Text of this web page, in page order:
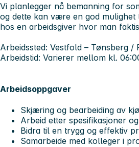
Vi planlegger nå bemanning for
og dette kan være en god mulighet
hos en arbeidsgiver hvor man
Arbeidssted: Vestfold – Tønsberg /
Arbeidstid: Varierer mellom kl.
Arbeidsoppgaver
Skjæring og bearbeiding av
Arbeid etter spesifikasjoner
Bidra til en trygg og effektiv
Samarbeide med kolleger i